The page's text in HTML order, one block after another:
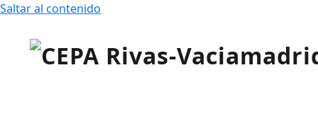
Saltar al contenido